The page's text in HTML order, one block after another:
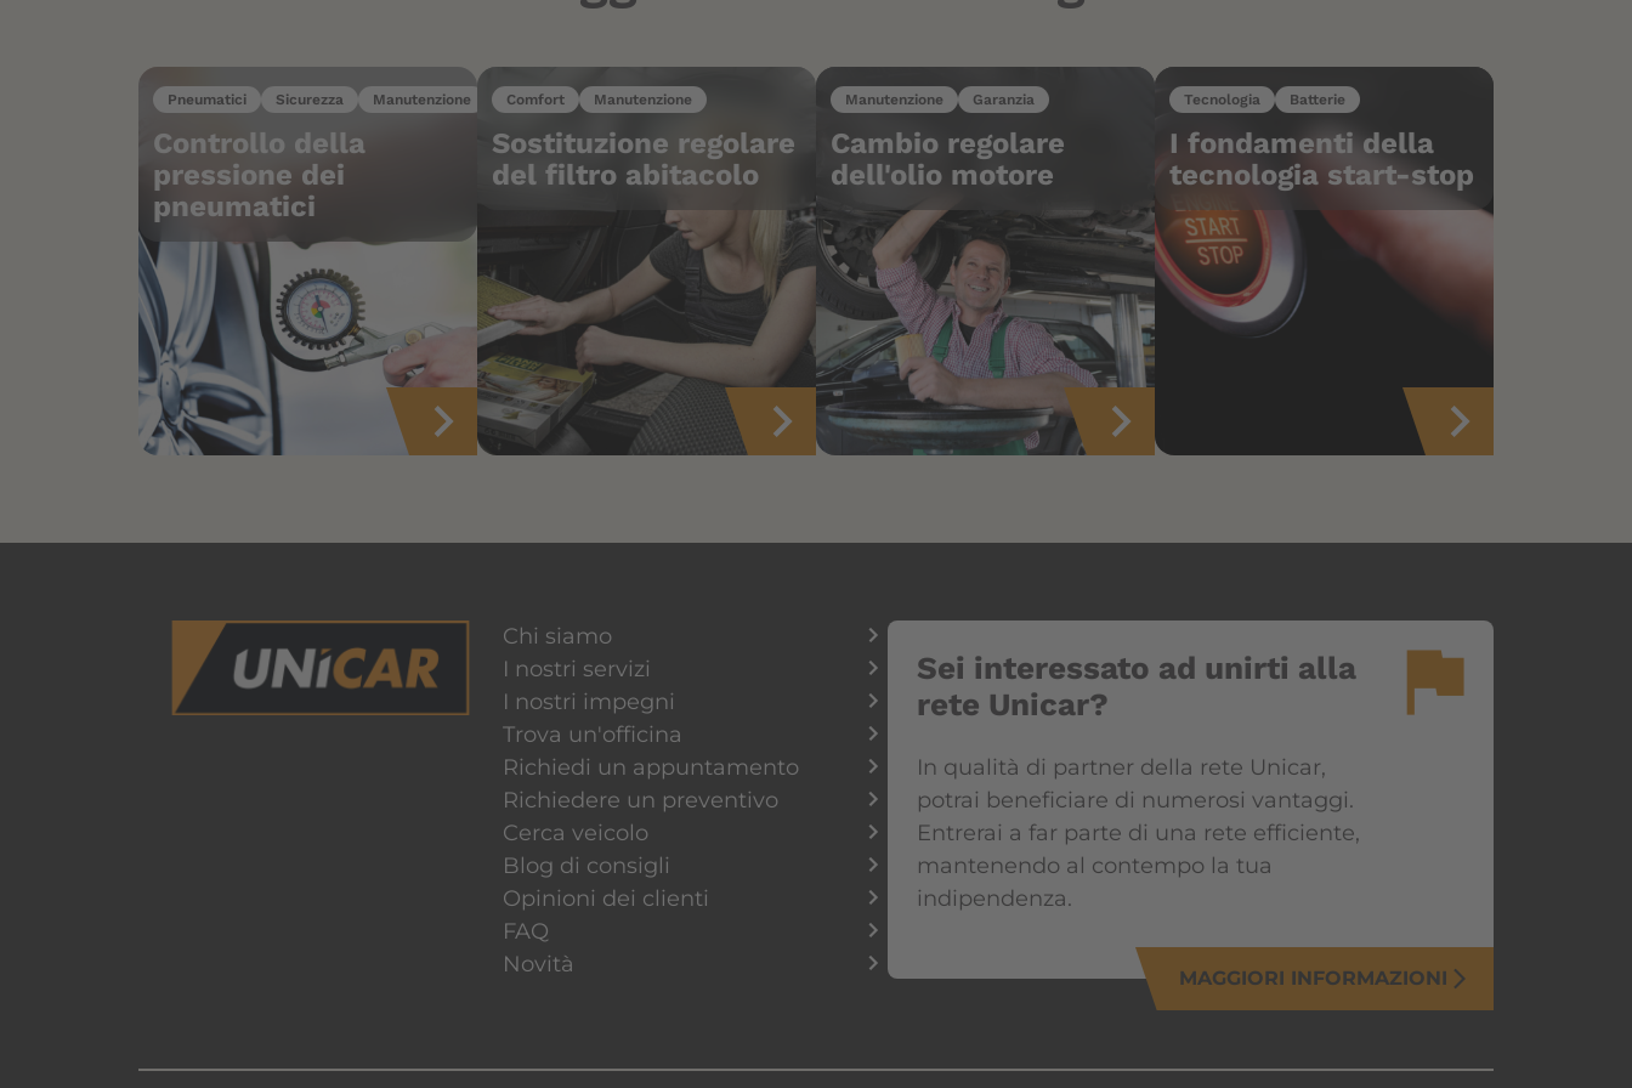
Pneumatici Sicurezza Manutenzione
Controllo della
pressione dei
pneumatici
Comfort Manutenzione
Sostituzione regolare
del filtro abitacolo
Manutenzione Garanzia
Cambio regolare
dell'olio motore
Tecnologia Batterie
I fondamenti della
tecnologia start-stop
Chi siamo
I nostri servizi
I nostri impegni
Trova un'officina
Richiedi un appuntamento
Richiedere un preventivo
Cerca veicolo
Blog di consigli
Opinioni dei clienti
FAQ
Novità
flag
Sei interessato ad unirti alla
rete Unicar?
In qualità di partner della rete Unicar,
potrai beneficiare di numerosi vantaggi.
Entrerai a far parte di una rete efficiente,
mantenendo al contempo la tua
indipendenza.
MAGGIORI INFORMAZIONI arrow_forward_ios